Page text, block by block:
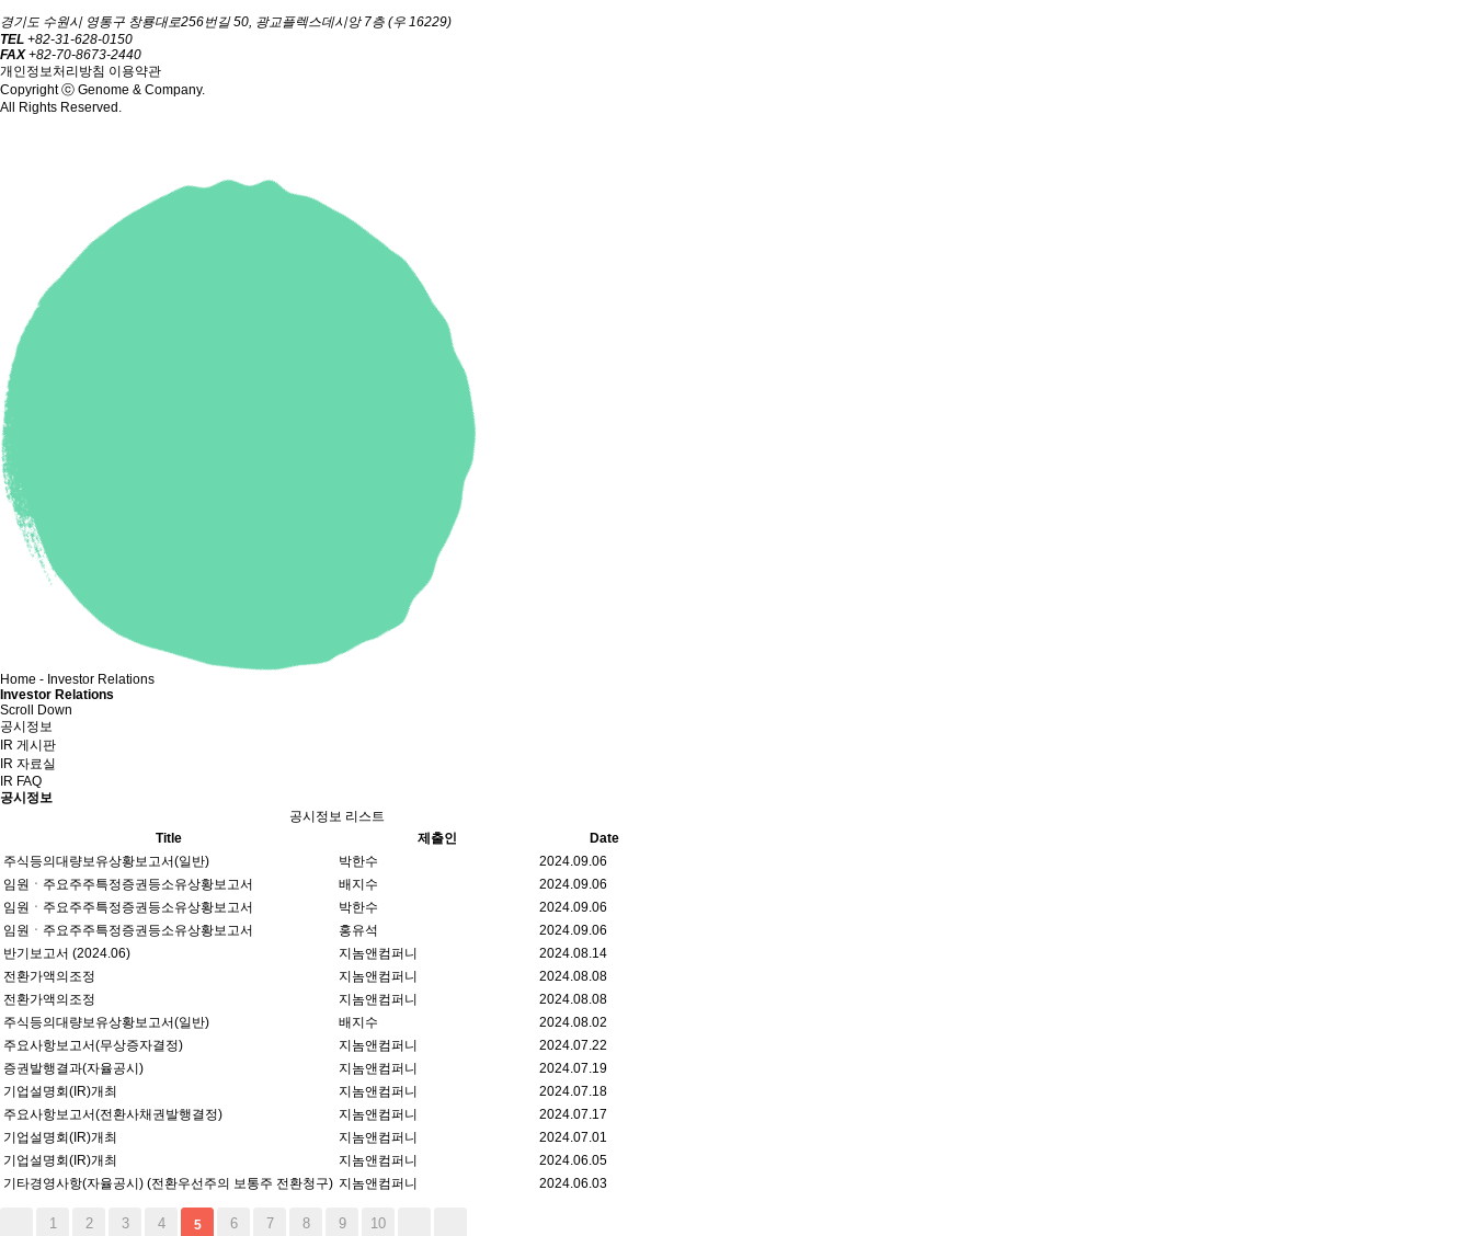
경기도 수원시 영통구 창룡대로256번길 50, 광교플렉스데시앙 7층 (우 16229)
TEL +82-31-628-0150
FAX+82-70-8673-2440
개인정보처리방침 이용약관
Copyright ⓒ Genome & Company.
All Rights Reserved.
Home - Investor Relations
Investor Relations
Scroll Down
공시정보
IR 게시판
IR 자료실
IR FAQ
공시정보
공시정보 리스트
Title
제출인
Date
주식등의대량보유상황보고서(일반)
박한수
2024.09.06
임원ㆍ주요주주특정증권등소유상황보고서
배지수
2024.09.06
임원ㆍ주요주주특정증권등소유상황보고서
박한수
2024.09.06
임원ㆍ주요주주특정증권등소유상황보고서
홍유석
2024.09.06
반기보고서 (2024.06)
지놈앤컴퍼니
2024.08.14
전환가액의조정
지놈앤컴퍼니
2024.08.08
전환가액의조정
지놈앤컴퍼니
2024.08.08
주식등의대량보유상황보고서(일반)
배지수
2024.08.02
주요사항보고서(무상증자결정)
지놈앤컴퍼니
2024.07.22
증권발행결과(자율공시)
지놈앤컴퍼니
2024.07.19
기업설명회(IR)개최
지놈앤컴퍼니
2024.07.18
주요사항보고서(전환사채권발행결정)
지놈앤컴퍼니
2024.07.17
기업설명회(IR)개최
지놈앤컴퍼니
2024.07.01
기업설명회(IR)개최
지놈앤컴퍼니
2024.06.05
기타경영사항(자율공시) (전환우선주의 보통주 전환청구) 지놈앤컴퍼니 2024.06.03
1 2 3 4 5 6 7 8 9 10